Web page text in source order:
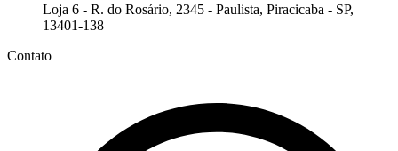
Loja 6 - R. do Rosário, 2345 - Paulista, Piracicaba - SP,
13401-138
Contato